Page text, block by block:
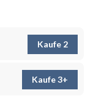
Kaufe 2
Kaufe 3+